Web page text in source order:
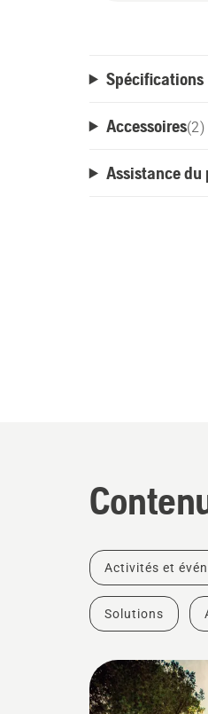
Spécifications
Accessoires(2)
Assistance
Activités et
Solutions